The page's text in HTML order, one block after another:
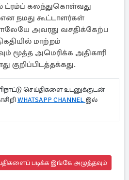
ட்ரம்ப் கலந்துகொள்வது
நமது கூட்டாளர்கள்
அவரது வசதிக்கேற்ப
மாற்றம்
மூத்த அமெரிக்க அதிகாரி
குறிப்பிடத்தக்கது.
செய்திகளை உடனுக்குடன்
WHATSAPP CHANNEL இல்
படிக்க இங்கே அழுத்தவும்